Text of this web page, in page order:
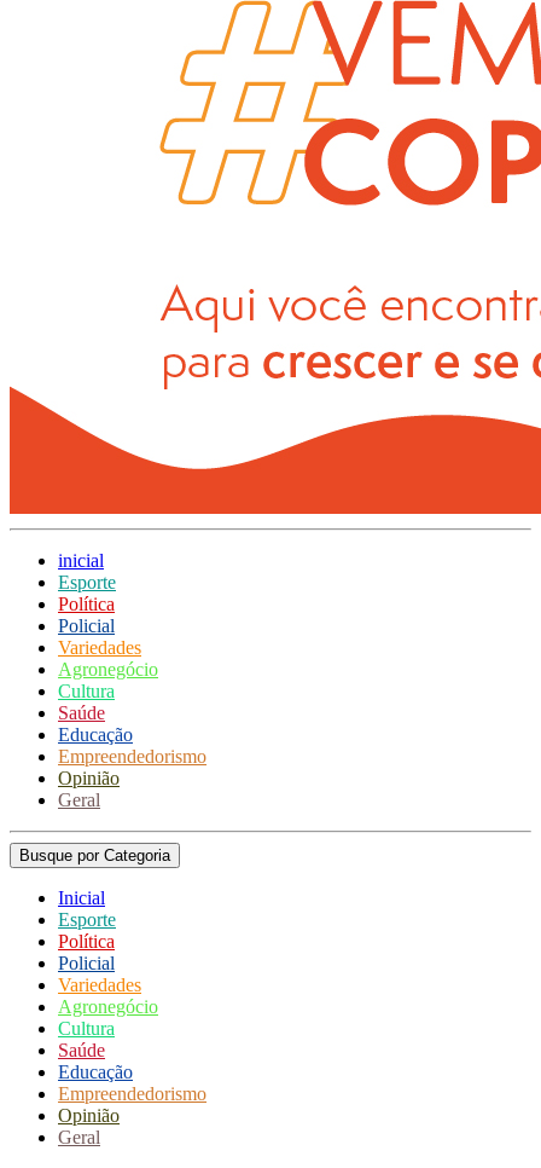
inicial
Esporte
Política
Policial
Variedades
Agronegócio
Cultura
Saúde
Educação
Empreendedorismo
Opinião
Geral
Busque por Categoria
Inicial
Esporte
Política
Policial
Variedades
Agronegócio
Cultura
Saúde
Educação
Empreendedorismo
Opinião
Geral